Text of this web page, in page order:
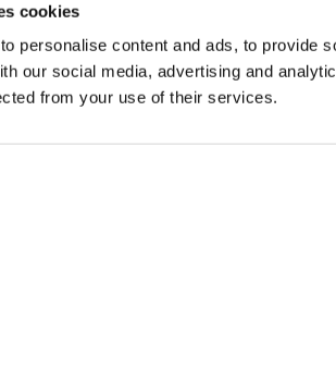
cookies
personalise content and ads, to provide
our social media, advertising and
from your use of their services.